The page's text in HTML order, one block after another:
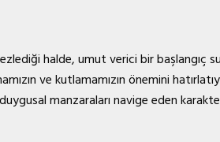
halde, umut verici bir başlangıç
ve kutlamamızın önemini
manzaraları navige eden